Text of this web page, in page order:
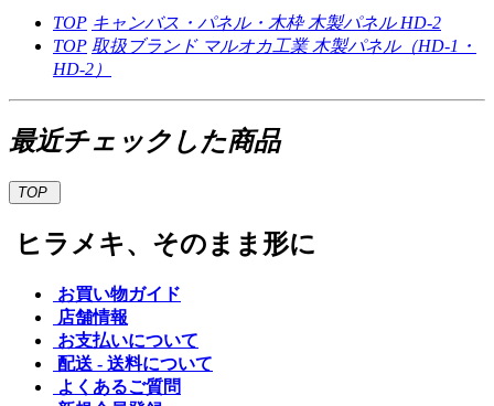
TOP キャンバス・パネル・木枠木製パネル HD-2
TOP 取扱ブランド マルオカ工業木製パネル（HD-1・
HD-2）
最近チェックした商品
TOP
ヒラメキ、そのまま形に
お買い物ガイド
店舗情報
お支払いについて
配送 - 送料について
よくあるご質問